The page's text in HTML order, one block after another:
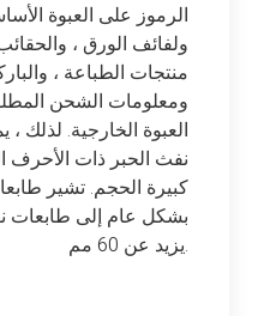
الرموز على العبوة
ولفائف الورق ،
منتجات الطباعة ،
ومعلومات الشحن
العبوة الخارجية. لذلك
نفث الحبر ذات الأحرف
كبيرة الحجم. تشير
بشكل عام إلى طابعات
يزيد عن 60 مم.